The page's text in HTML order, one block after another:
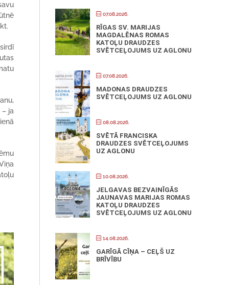
– ja
07.08.2026.
RĪGAS SV. MARIJAS
MAGDALĒNAS ROMAS
KATOĻU DRAUDZES
SVĒTCEĻOJUMS UZ AGLONU
07.08.2026.
MADONAS DRAUDZES
SVĒTCEĻOJUMS UZ AGLONU
08.08.2026.
SVĒTĀ FRANCISKA
DRAUDZES SVĒTCEĻOJUMS
UZ AGLONU
10.08.2026.
JELGAVAS BEZVAINĪGĀS
JAUNAVAS MARIJAS ROMAS
KATOĻU DRAUDZES
SVĒTCEĻOJUMS UZ AGLONU
14.08.2026.
GARĪGĀ CĪŅA – CEĻŠ UZ
BRĪVĪBU